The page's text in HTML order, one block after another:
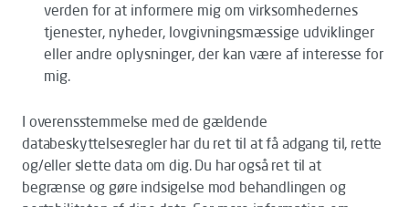
verden for at informere mig om virksomhedernes
tjenester, nyheder, lovgivningsmæssige udviklinger
eller andre oplysninger, der kan være af interesse for
mig.
I overensstemmelse med de gældende
databeskyttelsesregler har du ret til at få adgang til, rette
og/eller slette data om dig. Du har også ret til at
begrænse og gøre indsigelse mod behandlingen og